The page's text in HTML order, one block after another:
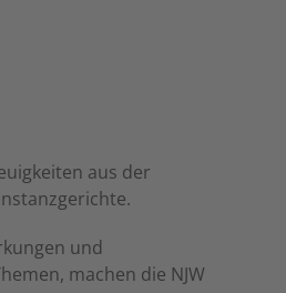
aus der
und
machen die NJW